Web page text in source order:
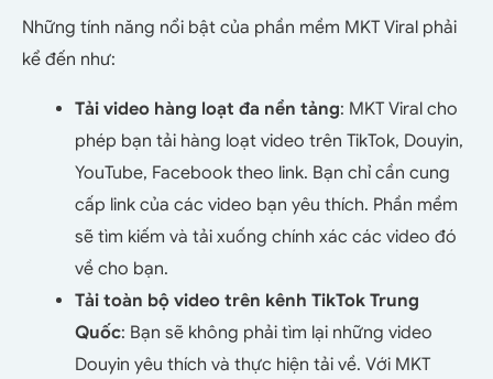
Những tính năng nổi bật của phần mềm MKT Viral phải
kể đến như:
Tải video hàng loạt đa nền tảng: MKT Viral cho
phép bạn tải hàng loạt video trên TikTok, Douyin,
YouTube, Facebook theo link. Bạn chỉ cần cung
cấp link của các video bạn yêu thích. Phần mềm
sẽ tìm kiếm và tải xuống chính xác các video đó
về cho bạn.
Tải toàn bộ video trên kênh TikTok Trung
Quốc: Bạn sẽ không phải tìm lại những video
Douyin yêu thích và thực hiện tải về. Với MKT